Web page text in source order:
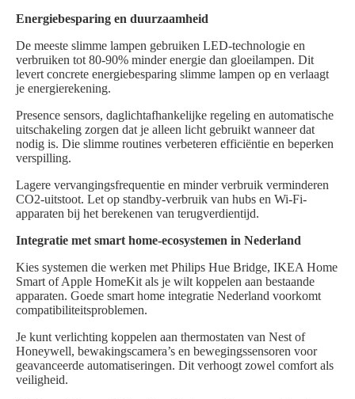
Energiebesparing en duurzaamheid
De meeste slimme lampen gebruiken LED-technologie en
verbruiken tot 80-90% minder energie dan gloeilampen. Dit
levert concrete energiebesparing slimme lampen op en verlaagt
je energierekening.
Presence sensors, daglichtafhankelijke regeling en automatische
uitschakeling zorgen dat je alleen licht gebruikt wanneer dat
nodig is. Die slimme routines verbeteren efficiëntie en beperken
verspilling.
Lagere vervangingsfrequentie en minder verbruik verminderen
CO2-uitstoot. Let op standby-verbruik van hubs en Wi‑Fi-
apparaten bij het berekenen van terugverdientijd.
Integratie met smart home-ecosystemen in Nederland
Kies systemen die werken met Philips Hue Bridge, IKEA Home
Smart of Apple HomeKit als je wilt koppelen aan bestaande
apparaten. Goede smart home integratie Nederland voorkomt
compatibiliteitsproblemen.
Je kunt verlichting koppelen aan thermostaten van Nest of
Honeywell, bewakingscamera’s en bewegingssensoren voor
geavanceerde automatiseringen. Dit verhoogt zowel comfort als
veiligheid.